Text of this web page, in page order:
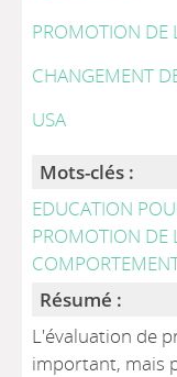
PROMOTION DE
CHANGEMENT
USA
Mots-clés :
EDUCATION
PROMOTION DE
Résumé :
L'évaluation de
important, mais